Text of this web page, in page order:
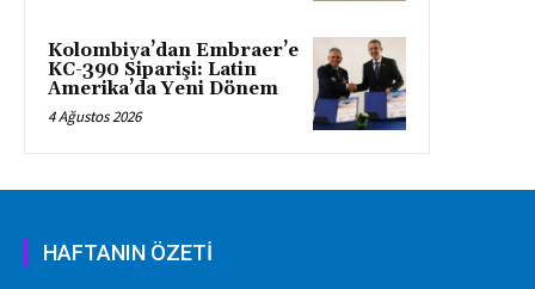
Kolombiya’dan Embraer’e
KC-390 Siparişi: Latin
Amerika’da Yeni Dönem
4 Ağustos 2026
HAFTANIN ÖZETİ